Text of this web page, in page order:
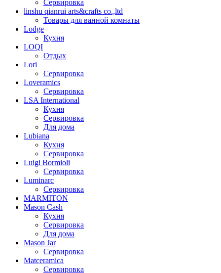
Сервировка
linshu qianrui arts&crafts co.,ltd
Товары для ванной комнаты
Lodge
Кухня
LOQI
Отдых
Lori
Сервировка
Loveramics
Сервировка
LSA International
Кухня
Сервировка
Для дома
Lubiana
Кухня
Сервировка
Luigi Bormioli
Сервировка
Luminarc
Сервировка
MARMITON
Mason Cash
Кухня
Сервировка
Для дома
Mason Jar
Сервировка
Matceramica
Сервировка